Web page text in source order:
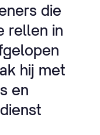
die
rellen in
hij met
en